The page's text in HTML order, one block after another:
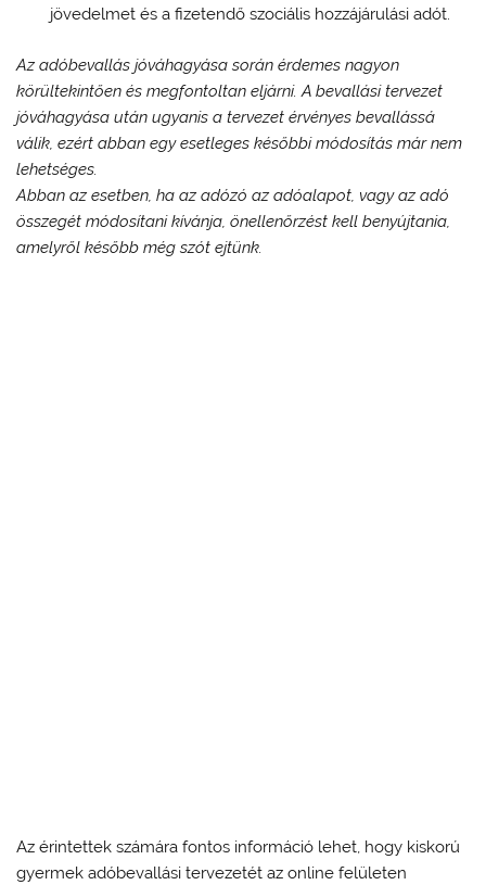
jövedelmet és a fizetendő szociális hozzájárulási adót.
Az adóbevallás jóváhagyása során érdemes nagyon
körültekintően és megfontoltan eljárni. A bevallási tervezet
jóváhagyása után ugyanis a tervezet érvényes bevallássá
válik, ezért abban egy esetleges későbbi módosítás már nem
lehetséges.
Abban az esetben, ha az adózó az adóalapot, vagy az adó
összegét módosítani kívánja, önellenőrzést kell benyújtania,
amelyről később még szót ejtünk.
Az érintettek számára fontos információ lehet, hogy kiskorú
gyermek adóbevallási tervezetét az online felületen